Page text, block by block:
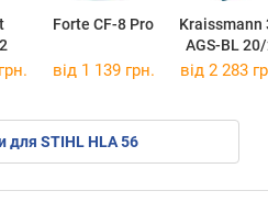
Forte CF-8 Pro
Kraissmann
AGS-BL
від 1 139 грн. від 2 283
для STIHL HLA 56